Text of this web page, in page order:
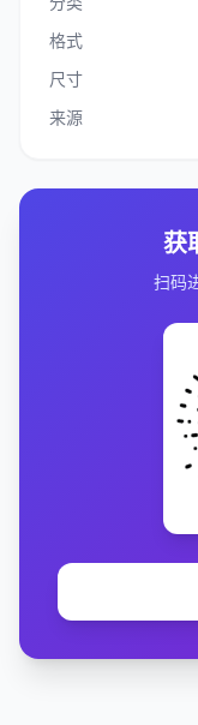
格式
尺寸
来源
获
扫码